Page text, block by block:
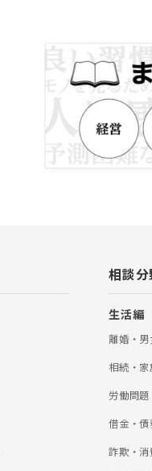
相談
生活編
離婚・男
相続・家
労働問題
借金・
詐欺・